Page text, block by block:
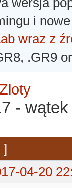
i
wraz z
.GR9
Zloty
-
]
04-20